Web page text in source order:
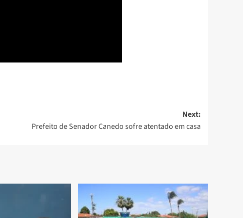
Next:
Prefeito de Senador Canedo sofre atentado em casa